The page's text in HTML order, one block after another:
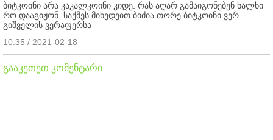
ბიტკოინი არა კაკალკოინი კიდე. რას აღარ გამაიგონებენ ხალხი
რო დააგიჟონ. საქმეს მიხედეით ბიძია თორე ბიტკოინი ვერ
გიშველის ვერაფერსა
10:35 / 2021-02-18
გააკეთეთ კომენტარი